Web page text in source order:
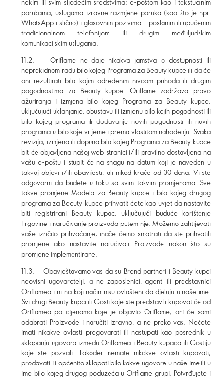
nekim ili svim sljedećim sredstvima: e-poštom kao i tekstualnim
porukama, uslugama izravne razmjene poruka (kao što je npr.
WhatsApp i slično) i glasovnim pozivima – poslanim ili upućenim
tradicionalnom telefonijom ili drugim međuljudskim
komunikacijskim uslugama.
11.2. Oriflame ne daje nikakva jamstva o dostupnosti ili
neprekidnom radu bilo kojeg Programa za Beauty kupce ili da će
oni rezultirati bilo kojim određenim nivoom prihoda ili drugim
pogodnostima za Beauty kupce. Oriflame zadržava pravo
ažuriranja i izmjena bilo kojeg Programa za Beauty kupce,
uključujući uklanjanje, obustavu ili izmjenu bilo kojih pogodnosti ili
bilo kojeg programa ili dodavanje novih pogodnosti ili novih
programa u bilo koje vrijeme i prema vlastitom nahođenju. Svaka
revizija, izmjena ili dopuna bilo kojeg Programa za Beauty kupce
bit će objavljena našoj web stranici i/ili pravilno dostavljena na
vašu e-poštu i stupit će na snagu na datum koji je naveden u
takvoj objavi i/ili obavijesti, ali nikad kraće od 30 dana. Vi ste
odgovorni da budete u toku sa svim takvim promjenama. Sve
takve promjene Modela za Beauty kupce i bilo kojeg drugog
programa za Beauty kupce prihvatit ćete kao uvjet da nastavite
biti registrirani Beauty kupac, uključujući buduće korištenje
Trgovine i naručivanje proizvoda putem nje. Možemo zahtijevati
vaše izričito prihvaćanje, inače ćemo smatrati da ste prihvatili
promjene ako nastavite naručivati Proizvode nakon što su
promjene implementirane.
11.3. Obavještavamo vas da su Brend partneri i Beauty kupci
neovisni ugovaratelji, a ne zaposlenici, agenti ili predstavnici
Oriflamea i ni na koji način nisu ovlašteni da djeluju u naše ime.
Svi drugi Beauty kupci ili Gosti koje ste predstavili kupovat će od
Oriflamea po cijenama koje je objavio Oriflame; oni će sami
odabrati Proizvode i naručiti izravno, a ne preko vas. Nećete
imati nikakve ovlasti pregovarati ili nastupati kao posrednik u
sklapanju ugovora između Oriflamea i Beauty kupaca ili Gostiju
koje ste pozvali. Također nemate nikakve ovlasti kupovati,
prodavati ili općenito sklapati bilo kakve ugovore u naše ime ili u
ime bilo kojeg drugog poduzeća u Oriflame grupi. Potvrđujete i